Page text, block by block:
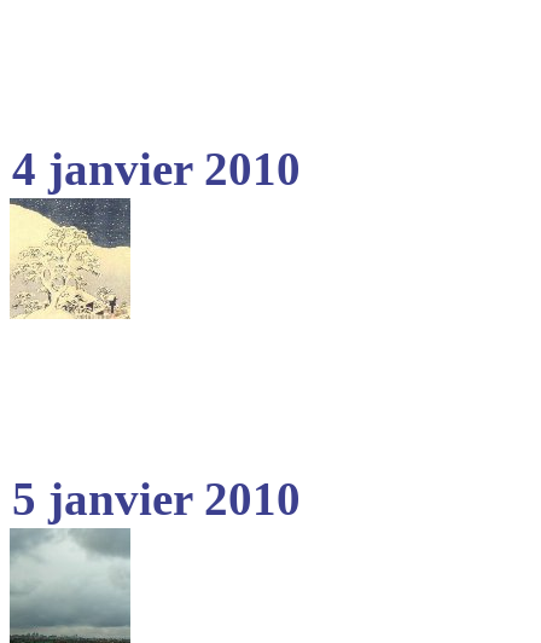
4 janvier 2010
5 janvier 2010